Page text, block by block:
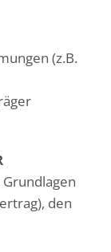
(z.B.
den